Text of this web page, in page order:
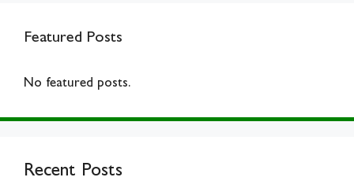
Featured Posts
No featured posts.
Recent Posts